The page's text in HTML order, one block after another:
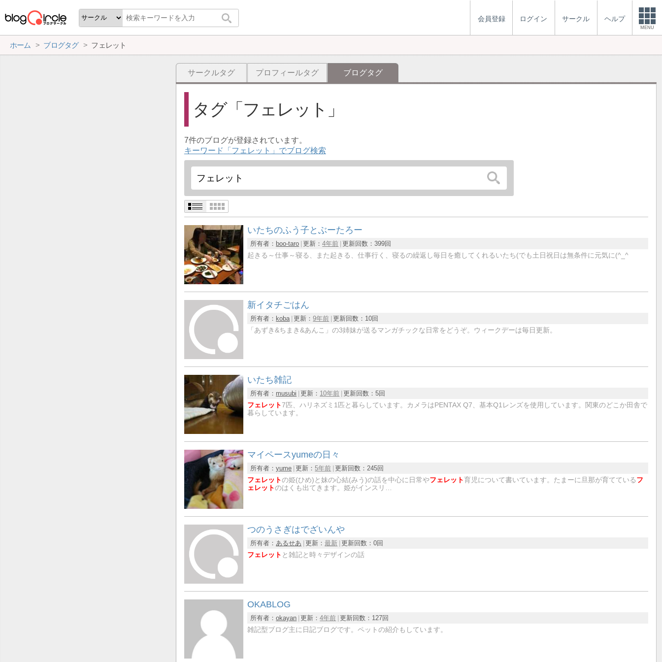
会員登録 ログイン サークル ヘルプ
MENU
ホーム ブログタグ フェレット
サークルタグ プロフィールタグ ブログタグ
タグ フェレット
7件のブログが登録されています。
キーワード「フェレット」でブログ検索
いたちのふう子とぶーたろー
所有者： boo-taro 更新：4年前 更新回数：399回
起きる～仕事～寝る、また起きる、仕事行く、寝るの繰返し毎日を癒してくれるいたち(でも土日祝日は無条件に元気に(^_^ゞ
新イタチごはん
所有者： koba 更新：9年前 更新回数： 10回
「あずき&ちまき&あんこ」の3姉妹が送るマンガチックな日常をどうぞ。ウィークデーは毎日更新。
いたち雑記
所有者： musubi 更新： 10年前 更新回数：5回
フェレット7匹、ハリネズミ1匹と暮らしています。カメラはPENTAX Q7、基本Q1レンズを使用しています。関東のどこか田舎で
暮らしています。
マイペースyumeの日々
所有者：yume 更新：5年前 更新回数：245回
フェレットの姫(ひめ)と妹の心結(みう)の話を中心に日常やフェレット 育児について書いています。たまーに旦那が育てている フ
ェレットのはくも出てきます。姫がインスリ…
つのうさぎはでざいんや
所有者：あるせあ 更新：最新 更新回数：0回
フェレット と雑記と時々デザインの話
OKABLOG
所有者：okayan 更新：4年前 更新回数： 127回
雑記型ブログ主に日記ブログです。ペットの紹介もしています。